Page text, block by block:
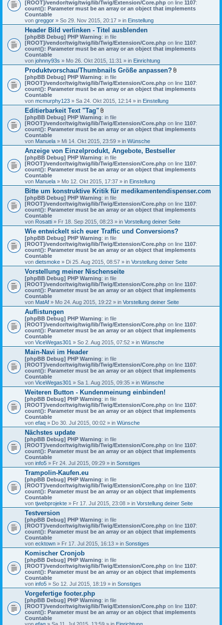
[ROOT]/vendor/twig/twig/lib/Twig/Extension/Core.php on line 1107:
count(): Parameter must be an array or an object that implements
Countable
von greggor » So 29. Nov 2015, 20:17 » in Einstellung
Header Bild verlinken - Titel ausblenden
[phpBB Debug] PHP Warning: in file
[ROOT]/vendor/twig/twig/lib/Twig/Extension/Core.php on line 1107:
count(): Parameter must be an array or an object that implements
Countable
von johnny93s » Mo 26. Okt 2015, 11:31 » in Einrichtung
Produktvorschau/Thumbnails Größe anpassen?
a
t
a
a
n
[phpBB Debug] PHP Warning: in file
[ROOT]/vendor/twig/twig/lib/Twig/Extension/Core.php on line 1107:
count(): Parameter must be an array or an object that implements
Countable
von mcmurphy123 » Sa 24. Okt 2015, 12:14 » in Einstellung
Editierbarkeit Text "Tag"
D
a
i
a
n
h
a
n
[phpBB Debug] PHP Warning: in file
[ROOT]/vendor/twig/twig/lib/Twig/Extension/Core.php on line 1107:
count(): Parameter must be an array or an object that implements
Countable
von Manuela » Mi 14. Okt 2015, 23:59 » in Wünsche
Anzeige von Einzelprodukt, Angebote, Bestseller
[phpBB Debug] PHP Warning: in file
[ROOT]/vendor/twig/twig/lib/Twig/Extension/Core.php on line 1107:
count(): Parameter must be an array or an object that implements
Countable
von Manuela » Mo 12. Okt 2015, 17:37 » in Einstellung
Bitte um konstruktive Kritik für medikamentendispenser.com
[phpBB Debug] PHP Warning: in file
[ROOT]/vendor/twig/twig/lib/Twig/Extension/Core.php on line 1107:
count(): Parameter must be an array or an object that implements
Countable
von Rosatti » Fr 18. Sep 2015, 08:23 » in Vorstellung deiner Seite
Wie entwickelt sich euer Traffic und Conversions?
[phpBB Debug] PHP Warning: in file
[ROOT]/vendor/twig/twig/lib/Twig/Extension/Core.php on line 1107:
count(): Parameter must be an array or an object that implements
Countable
von dietsmoke » Di 25. Aug 2015, 08:57 » in Vorstellung deiner Seite
Vorstellung meiner Nischenseite
[phpBB Debug] PHP Warning: in file
[ROOT]/vendor/twig/twig/lib/Twig/Extension/Core.php on line 1107:
count(): Parameter must be an array or an object that implements
Countable
von MatAf » Mo 24. Aug 2015, 19:22 » in Vorstellung deiner Seite
Auflistungen
[phpBB Debug] PHP Warning: in file
[ROOT]/vendor/twig/twig/lib/Twig/Extension/Core.php on line 1107:
count(): Parameter must be an array or an object that implements
Countable
von ViceWegas301 » So 2. Aug 2015, 07:52 » in Wünsche
Main-Navi im Header
[phpBB Debug] PHP Warning: in file
[ROOT]/vendor/twig/twig/lib/Twig/Extension/Core.php on line 1107:
count(): Parameter must be an array or an object that implements
Countable
von ViceWegas301 » Sa 1. Aug 2015, 09:35 » in Wünsche
Weiteren Button - Kundenmeinung einbinden!
[phpBB Debug] PHP Warning: in file
[ROOT]/vendor/twig/twig/lib/Twig/Extension/Core.php on line 1107:
count(): Parameter must be an array or an object that implements
Countable
von efaq » Do 30. Jul 2015, 00:02 » in Wünsche
Nächstes update
[phpBB Debug] PHP Warning: in file
[ROOT]/vendor/twig/twig/lib/Twig/Extension/Core.php on line 1107:
count(): Parameter must be an array or an object that implements
Countable
von info5 » Fr 24. Jul 2015, 09:29 » in Sonstiges
Trampolin-Kaufen.eu
[phpBB Debug] PHP Warning: in file
[ROOT]/vendor/twig/twig/lib/Twig/Extension/Core.php on line 1107:
count(): Parameter must be an array or an object that implements
Countable
von tjwebprojekte » Fr 17. Jul 2015, 23:08 » in Vorstellung deiner Seite
Testversion
[phpBB Debug] PHP Warning: in file
[ROOT]/vendor/twig/twig/lib/Twig/Extension/Core.php on line 1107:
count(): Parameter must be an array or an object that implements
Countable
von ecktown » Fr 17. Jul 2015, 16:13 » in Sonstiges
Komischer Cronjob
[phpBB Debug] PHP Warning: in file
[ROOT]/vendor/twig/twig/lib/Twig/Extension/Core.php on line 1107:
count(): Parameter must be an array or an object that implements
Countable
von info5 » So 12. Jul 2015, 18:19 » in Sonstiges
Vorgefertige footer.php
[phpBB Debug] PHP Warning: in file
[ROOT]/vendor/twig/twig/lib/Twig/Extension/Core.php on line 1107:
count(): Parameter must be an array or an object that implements
Countable
von efaq » Sa 11. Jul 2015, 13:59 » in Einrichtung